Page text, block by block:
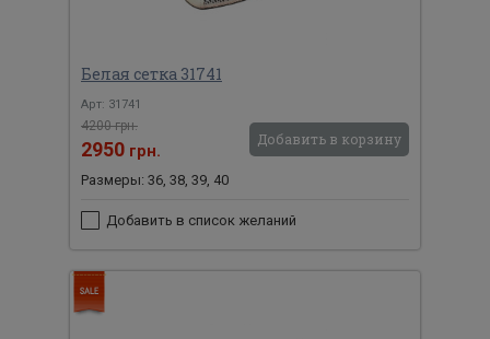
Белая сетка 31741
Арт: 31741
4200 грн.
2950 грн.
Добавить в корзину
Размеры: 36, 38, 39, 40
Добавить в список желаний